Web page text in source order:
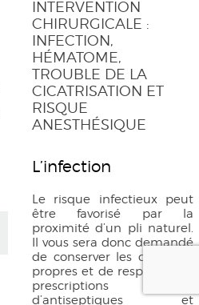
INTERVENTION
CHIRURGICALE :
INFECTION,
HÉMATOME,
TROUBLE DE LA
CICATRISATION ET
RISQUE
ANESTHÉSIQUE
L’infection
Le risque infectieux peut
être favorisé par la
proximité d’un pli naturel.
Il vous sera donc demandé
de conserver les cicatrices
propres et de respecter les
prescriptions
d’antiseptiques et